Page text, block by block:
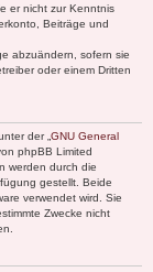
er nicht zur Kenntnis
Beiträge und
abzuändern, sofern sie
oder einem Dritten
der „ GNU General
phpBB Limited
werden durch die
gestellt. Beide
verwendet wird. Sie
Zwecke nicht